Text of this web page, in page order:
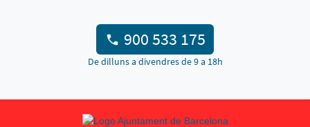
900 533 175
De dilluns a divendres de 9 a 18h